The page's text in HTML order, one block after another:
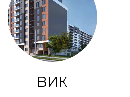
ВИК